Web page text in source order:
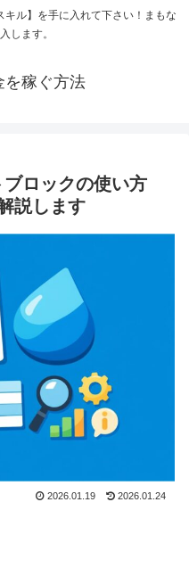
ル】を手に入れて下さい！まもな
します。
を稼ぐ方法
ブロックの使い方
説します
2026.01.19 2026.01.24